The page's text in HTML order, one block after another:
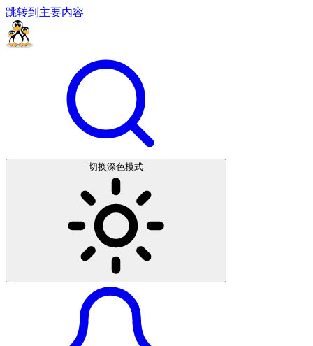
跳转到主要内容
切换深色模式